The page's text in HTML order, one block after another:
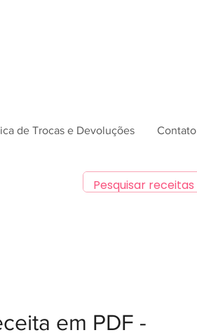
de Trocas e Devoluções Contato
em PDF -